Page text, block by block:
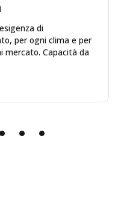
in laboratori
del reparto